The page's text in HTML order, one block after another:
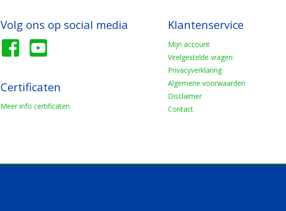
Volg ons op social media
Certificaten
Meer info certificaten
Klantenservice
Mijn account
Veelgestelde vragen
Privacyverklaring
Algemene voorwaarden
Disclaimer
Contact